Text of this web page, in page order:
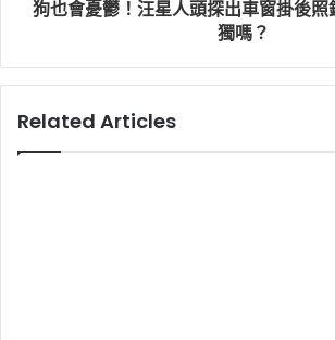
狗也會憂鬱！汪星人頭探出車窗掛後
獨嗎？
Related Articles